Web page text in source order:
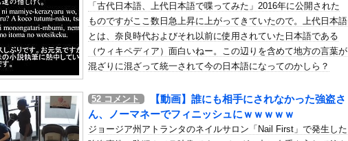
「タトゥー入れてる奴は全員バカです」「すごい民度低い」
くんの机がこの女の子の椅子にされてたらｗｗｗ
さん、可愛すぎる
、前屈みで完全に見えてる動画が拡散されてしまう…
前がナンバーワンだ」 熊本地震直後の日本の対応のスピードに世界が衝撃
美女にチン凸したアジア人短小男
、爆笑されてしまうｗｗｗ
「古代日本語、上代日本語で喋ってみた」2016年に公開された
ものですがここ数日急上昇に上がってきていたので。上代日本語
とは、奈良時代およびそれ以前に使用されていた日本語である
（ウィキペディア）面白いねー。この辺りを含めて地方の言葉が
混ざりに混ざって統一されて今の日本語になってのかしら？
52 コメント
【動画】誰にも相手にされなかった強盗さ
ん、ノーマネーでフィニッシュにｗｗｗｗｗ
ジョージア州アトランタのネイルサロン「Nail First」で発生した